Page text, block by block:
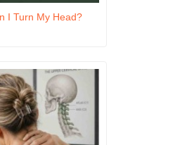
I Turn My Head?